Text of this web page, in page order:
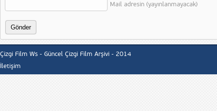
Mail adresin (yayınlanmayacak)
Çizgi Film Ws - Güncel Çizgi Film Arşivi - 2014
İletişim